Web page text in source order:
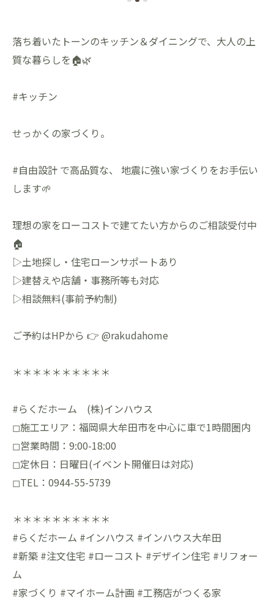
落ち着いたトーンのキッチン＆ダイニングで、大人の上
質な暮らしを🏠🌿
#キッチン
せっかくの家づくり。
#自由設計 で高品質な、 地震に強い家づくりをお手伝い
します🌱
理想の家をローコストで建てたい方からのご相談受付中
🏠
▷土地探し・住宅ローンサポートあり
▷建替えや店舗・事務所等も対応
▷相談無料(事前予約制)
ご予約はHPから 👉 @rakudahome
＊＊＊＊＊＊＊＊＊＊
#らくだホーム (株)インハウス
◻︎施工エリア：福岡県大牟田市を中心に車で1時間圏内
◻︎営業時間：9:00-18:00
◻︎定休日：日曜日(イベント開催日は対応)
◻︎TEL：0944-55-5739
＊＊＊＊＊＊＊＊＊＊
#らくだホーム #インハウス #インハウス大牟田
#新築 #注文住宅 #ローコスト #デザイン住宅 #リフォー
ム
#家づくり #マイホーム計画 #工務店がつくる家